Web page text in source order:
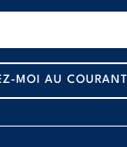
m
a
i
l
MOI AU